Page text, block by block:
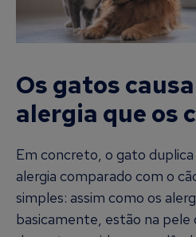
Os gatos
alergia que os
Em concreto, o gato duplica
alergia comparado com o
simples: assim como os
basicamente, estão na pele